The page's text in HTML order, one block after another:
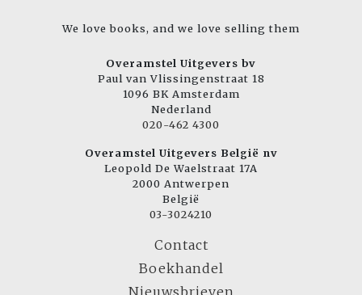
We love books, and we love selling them
Overamstel Uitgevers bv
Paul van Vlissingenstraat 18
1096 BK Amsterdam
Nederland
020-462 4300
Overamstel Uitgevers België nv
Leopold De Waelstraat 17A
2000 Antwerpen
België
03-3024210
Contact
Boekhandel
Nieuwsbrieven